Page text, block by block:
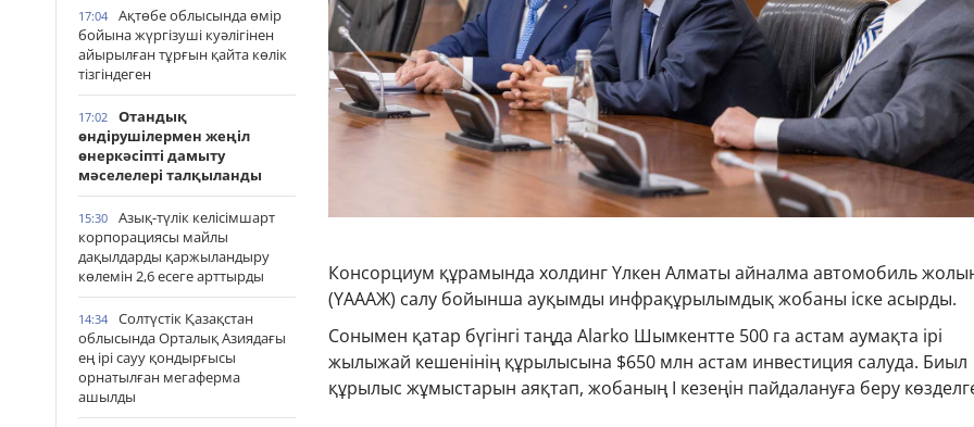
17:04
Ақтөбе облысында өмір
бойына жүргізуші куәлігінен
айырылған тұрғын қайта көлік
тізгіндеген
17:02
Отандық
өндірушілермен жеңіл
өнеркәсіпті дамыту
мәселелері талқыланды
15:30
Азық-түлік келісімшарт
корпорациясы майлы
дақылдарды қаржыландыру
көлемін 2,6 есеге арттырды
14:34
Солтүстік Қазақстан
облысында Орталық Азиядағы
ең ірі сауу қондырғысы
орнатылған мегаферма
ашылды
Консорциум құрамында холдинг Үлкен Алматы айналма автомобиль
(ҮАААЖ) салу бойынша ауқымды инфрақұрылымдық жобаны іске асырды.
Сонымен қатар бүгінгі таңда Alarko Шымкентте 500 га астам аумақта ірі
жылыжай кешенінің құрылысына $650 млн астам инвестиция салуда. Биыл
құрылыс жұмыстарын аяқтап, жобаның I кезеңін пайдалануға беру